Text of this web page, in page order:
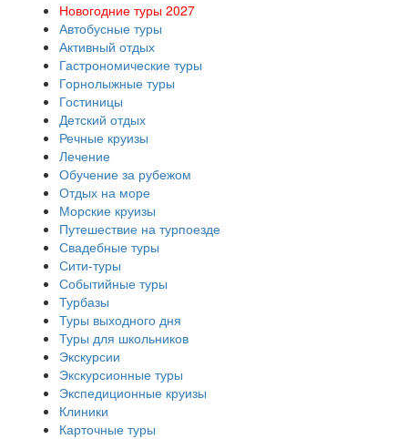
Новогодние туры 2027
Автобусные туры
Активный отдых
Гастрономические туры
Горнолыжные туры
Гостиницы
Детский отдых
Речные круизы
Лечение
Обучение за рубежом
Отдых на море
Морские круизы
Путешествие на турпоезде
Свадебные туры
Сити-туры
Событийные туры
Турбазы
Туры выходного дня
Туры для школьников
Экскурсии
Экскурсионные туры
Экспедиционные круизы
Клиники
Карточные туры